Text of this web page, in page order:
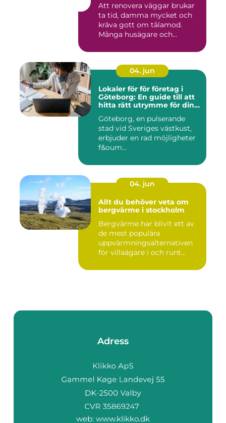
Att renovera väggar brukar
ta tid, damma mycket och
kräva gott om tålamod.
Många husägare och
04. jun
Lokaler för för företag i
Göteborg: En guide till att
hitta rätt utrymme för din
Göteborg, en pulserande
stad vid Sveriges västkust,
erbjuder en rad möjligheter
f&oum...
04. jun
Allt du behöver veta om
bergvärme i stockholm
Bergvärme har blivit ett av
de mest populära
uppvärmningsalternativen
för villaägare i och runt
Adress
web: www.klikko.dk